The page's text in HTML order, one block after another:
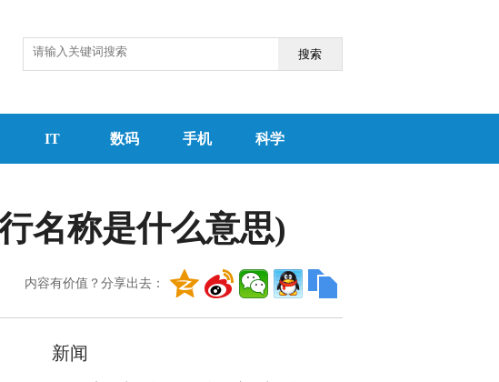
搜索
IT 数码 手机 科学
名称是什么意思)
内容有价值？分享出去：
新闻